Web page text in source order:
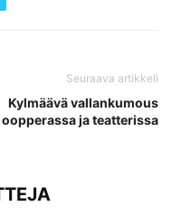
Seuraava artikkeli
Kylmäävä vallankumous
oopperassa ja teatterissa